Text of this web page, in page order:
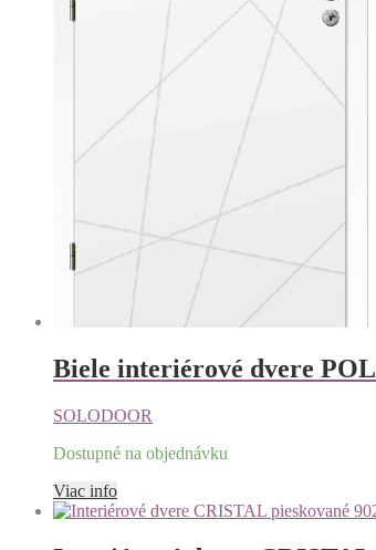
Biele interiérové dvere
SOLODOOR
Dostupné na objednávku
Viac info